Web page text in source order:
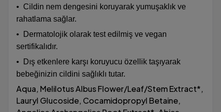
• Cildin nem dengesini koruyarak yumuşaklık ve
rahatlama sağlar.
•
Dermatolojik olarak test edilmiş ve vegan
sertifikalıdır.
•
Dış etkenlere karşı koruyucu özellik taşıyarak
bebeğinizin cildini sağlıklı tutar.
Aqua, Melilotus Albus Flower/Leaf/Stem Extract*,
Lauryl Glucoside, Cocamidopropyl Betaine,